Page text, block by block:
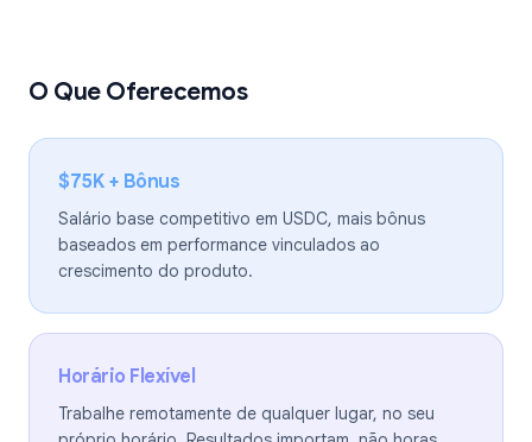
O Que Oferecemos
$75K + Bônus
Salário base competitivo em USDC, mais bônus
baseados em performance vinculados ao
crescimento do produto.
Horário Flexível
Trabalhe remotamente de qualquer lugar, no seu